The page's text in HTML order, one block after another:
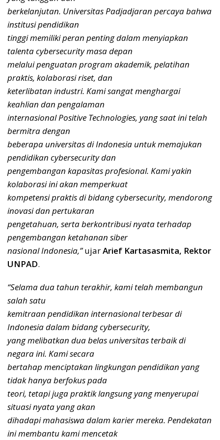
berkelanjutan. Universitas Padjadjaran percaya bahwa
institusi pendidikan
tinggi memiliki peran penting dalam menyiapkan
talenta cybersecurity masa depan
melalui penguatan program akademik, pelatihan
praktis, kolaborasi riset, dan
keterlibatan industri. Kami sangat menghargai
keahlian dan pengalaman
internasional Positive Technologies, yang saat ini telah
bermitra dengan
beberapa universitas di Indonesia untuk memajukan
pendidikan cybersecurity dan
pengembangan kapasitas profesional. Kami yakin
kolaborasi ini akan memperkuat
kompetensi praktis di bidang cybersecurity, mendorong
inovasi dan pertukaran
pengetahuan, serta berkontribusi nyata terhadap
pengembangan ketahanan siber
nasional Indonesia,”ujarArief Kartasasmita, Rektor
UNPAD.
“Selama dua tahun terakhir, kami telah membangun
salah satu
kemitraan pendidikan internasional terbesar di
Indonesia dalam bidang cybersecurity,
yang melibatkan dua belas universitas terbaik di
negara ini. Kami secara
bertahap menciptakan lingkungan pendidikan yang
tidak hanya berfokus pada
teori, tetapi juga praktik langsung yang menyerupai
situasi nyata yang akan
dihadapi mahasiswa dalam karier mereka. Pendekatan
ini membantu kami mencetak